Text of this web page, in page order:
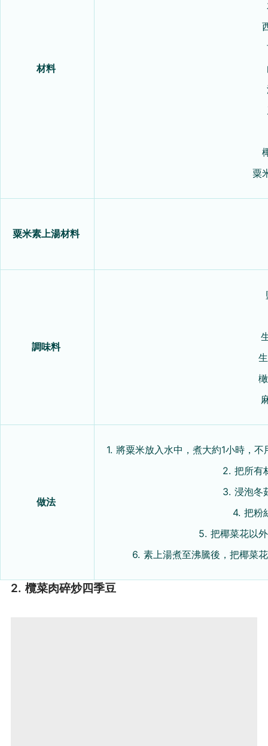
材料
粟
粟米素上湯材料
調味料
做法
1. 將粟米放入水中，煮大約1小時，
2. 把所有
3. 浸泡冬
4. 把粉
5. 把椰菜花以
6. 素上湯煮至沸騰後，把椰菜
2. 欖菜肉碎炒四季豆